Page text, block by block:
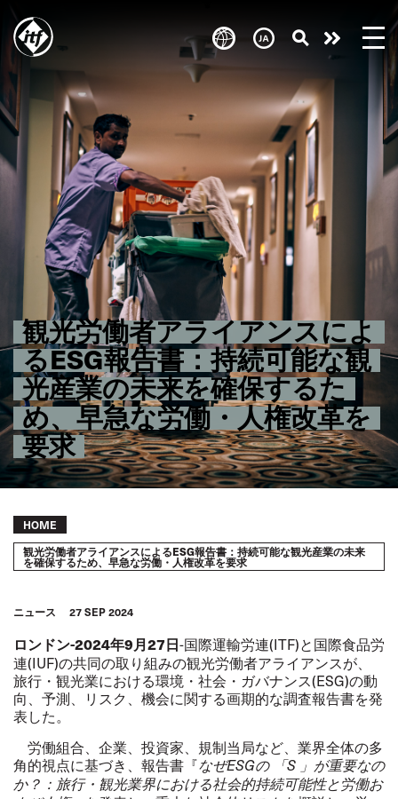
main
content
観光労働者アライアンスによ
るESG報告書：持続可能な観
光産業の未来を確保するた
め、早急な労働・人権改革を
要求
Take
action
Breadcrumb
HOME
観光労働者アライアンスによるESG報告書：持続可能な観光産業の未来
を確保するため、早急な労働・人権改革を要求
ニュース 27 SEP 2024
ロンドン-2024年9月27日-国際運輸労連(ITF)と国際食品労
連(IUF)の共同の取り組みの観光労働者アライアンスが、
旅行・観光業における環境・社会・ガバナンス(ESG)の動
向、予測、リスク、機会に関する画期的な調査報告書を発
表した。
労働組合、企業、投資家、規制当局など、業界全体の多
角的視点に基づき、報告書『なぜESGの 「S 」が重要なの
か？：旅行・観光業界における社会的持続可能性と労働お